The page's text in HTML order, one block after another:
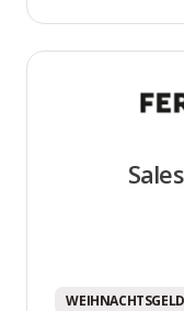
WEIHNACHTSGELD